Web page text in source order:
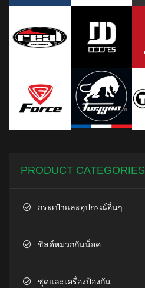
PRODUCT CATEGORIES
กระเป๋าและอุปกรณ์อื่นๆ
ชิลด์หมวกกันน็อค
ชุดและเครื่องป้องกัน